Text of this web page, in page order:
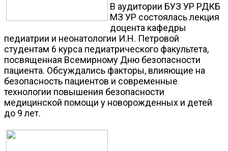
В аудитории БУЗ УР РДКБ
МЗ УР состоялась лекция
доцента кафедры
педиатрии и неонатологии И.Н. Петровой
студентам 6 курса педиатрического факультета,
посвященная Всемирному Дню безопасности
пациента. Обсуждались факторы, влияющие на
безопасность пациентов и современные
технологии повышения безопасности
медицинской помощи у новорожденных и детей
до 9 лет.